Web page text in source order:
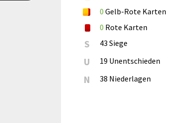
0 Gelb-Rote Karten
0 Rote Karten
S 43 Siege
U 19 Unentschieden
N 38 Niederlagen